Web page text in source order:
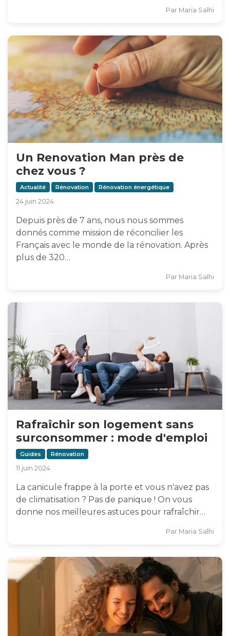
Par Maria Salhi
Un Renovation Man près de
chez vous ?
Actualité Rénovation Rénovation énergétique
24 juin 2024
Depuis près de 7 ans, nous nous sommes
donnés comme mission de réconcilier les
Français avec le monde de la rénovation. Après
plus de 320…
Par Maria Salhi
Rafraîchir son logement sans
surconsommer : mode d'emploi
Guides Rénovation
11 juin 2024
La canicule frappe à la porte et vous n'avez pas
de climatisation ? Pas de panique ! On vous
donne nos meilleures astuces pour rafraîchir…
Par Maria Salhi